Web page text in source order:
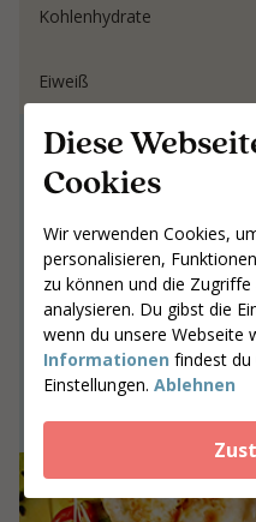
Diese
Cookies
Wir verwenden Cookies,
personalisieren,
zu können und die
analysieren. Du gibst die
wenn du unsere Webseite
Informationen findest du
Einstellungen. Ablehnen
Kohlenhydrate
Eiweiß
Gemeinsam an
Ergebnissen
die bleiben
Gemeinsam an
die bleiben
Gib deine Postleitzahl ein